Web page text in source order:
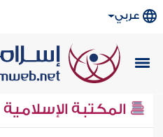
عربي
المكتبة الإسلامية